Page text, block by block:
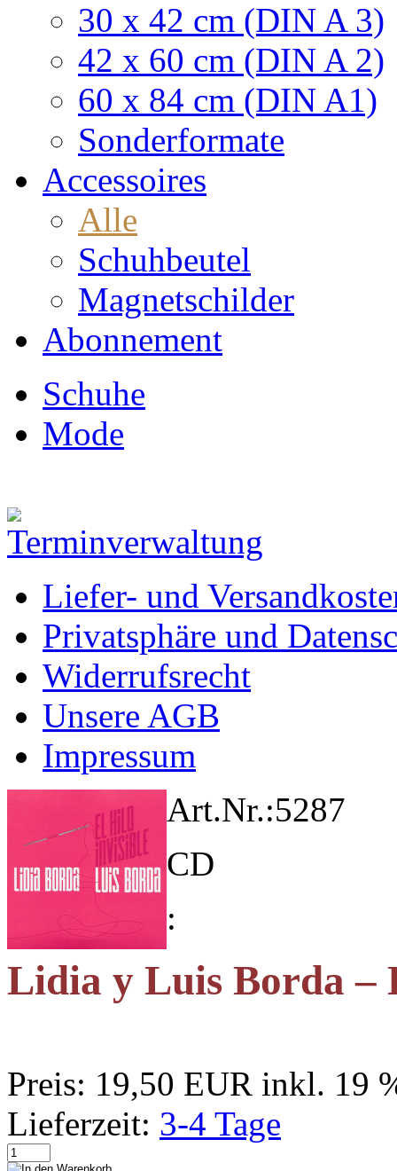
30 x 42 cm (DIN A 3)
42 x 60 cm (DIN A 2)
60 x 84 cm (DIN A1)
Sonderformate
Accessoires
Alle
Schuhbeutel
Magnetschilder
Abonnement
Schuhe
Mode
Liefer- und
Privatsphäre und
Widerrufsrecht
Unsere AGB
Impressum
Art.Nr.:5287
CD
:
Lidia y Luis Borda –
Preis: 19,50 EUR inkl. 19
Lieferzeit: 3-4 Tage